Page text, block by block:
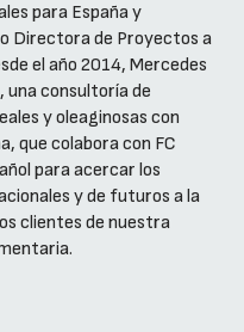
para España y
Directora de Proyectos a
el año 2014, Mercedes
una consultoría de
y oleaginosas con
que colabora con FC
para acercar los
y de futuros a la
clientes de nuestra